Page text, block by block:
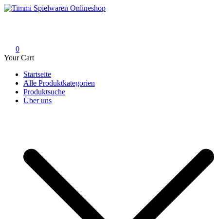
Skip
0
Your Cart
Startseite
Alle Produktkategorien
Produktsuche
Über uns